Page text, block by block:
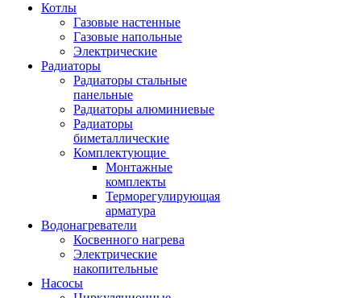
Котлы
Газовые настенные
Газовые напольные
Электрические
Радиаторы
Радиаторы стальные
панельные
Радиаторы алюминиевые
Радиаторы
биметаллические
Комплектующие
Монтажные
комплекты
Терморегулирующая
арматура
Водонагреватели
Косвенного нагрева
Электрические
накопительные
Насосы